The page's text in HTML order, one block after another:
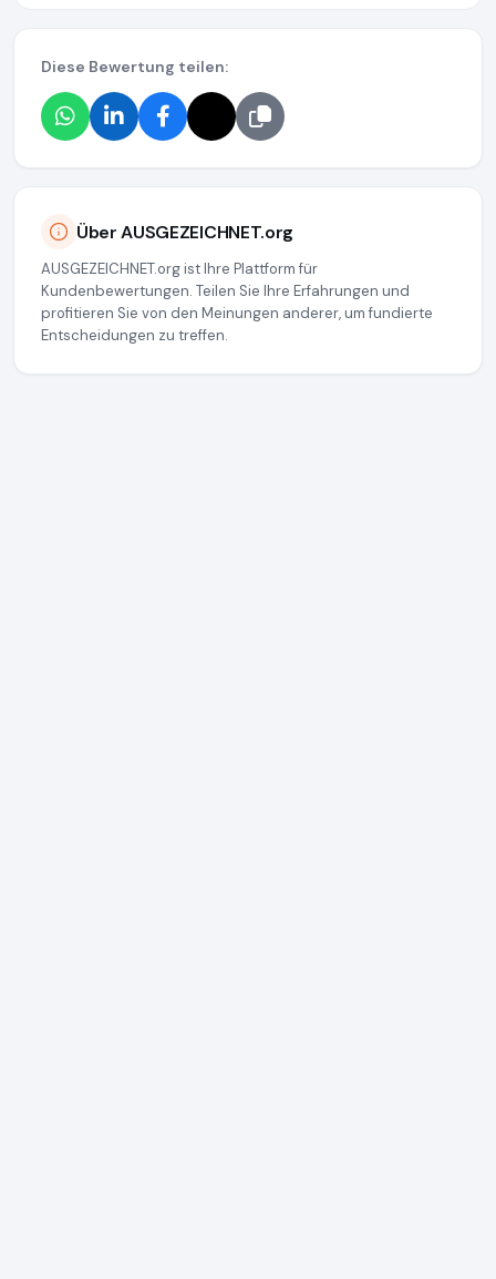
Diese Bewertung teilen:
Über AUSGEZEICHNET.org
AUSGEZEICHNET.org ist Ihre Plattform für
Kundenbewertungen. Teilen Sie Ihre Erfahrungen und
profitieren Sie von den Meinungen anderer, um fundierte
Entscheidungen zu treffen.